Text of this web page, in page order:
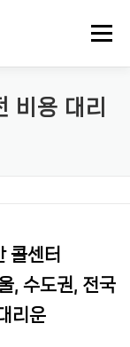
메뉴
기사
비용 대리
콜센터
, 수도권, 전국
리운